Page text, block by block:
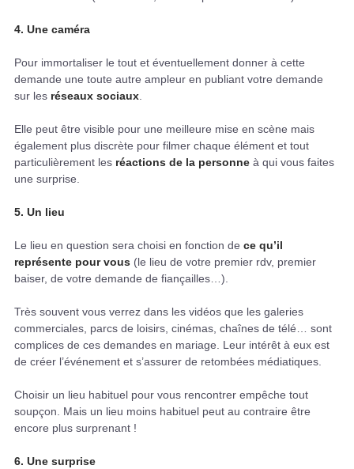
4. Une caméra
Pour immortaliser le tout et éventuellement donner à cette
demande une toute autre ampleur en publiant votre demande
sur les réseaux sociaux
Elle peut être visible pour une meilleure mise en scène mais
également plus discrète pour filmer chaque élément et tout
particulièrement les réactions de la personne à qui vous faites
une surprise.
5. Un lieu
Le lieu en question sera choisi en fonction de ce qu’il
représente pour vous (le lieu de votre premier rdv, premier
baiser, de votre demande de fiançailles…).
Très souvent vous verrez dans les vidéos que les galeries
commerciales, parcs de loisirs, cinémas, chaînes de télé… sont
complices de ces demandes en mariage. Leur intérêt à eux est
de créer l’événement et s’assurer de retombées médiatiques.
Choisir un lieu habituel pour vous rencontrer empêche tout
soupçon. Mais un lieu moins habituel peut au contraire être
encore plus surprenant !
6. Une surprise